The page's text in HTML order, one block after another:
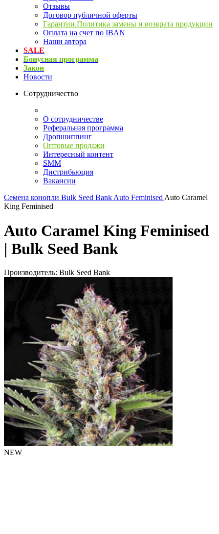
Отзывы
Договор публичной оферты
Гарантии.Политика замены и возврата продукции
Оплата на счет по IBAN
Наши автора
SALE
Бонусная программа
Закон
Новости
Сотрудничество
О сотрудничестве
Реферальная программа
Дропшиппинг
Оптовые продажи
Интересный контент
SMM
Дистрибьюция
Вакансии
Семена конопли Bulk Seed Bank Auto Feminised Auto Caramel
King Feminised
Auto Caramel King Feminised
| Bulk Seed Bank
Производитель: Bulk Seed Bank
NEW